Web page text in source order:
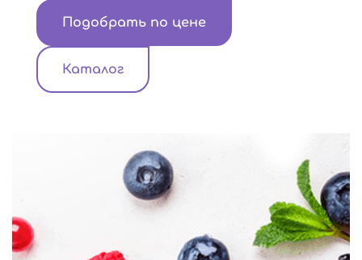
Подобрать по цене
Каталог